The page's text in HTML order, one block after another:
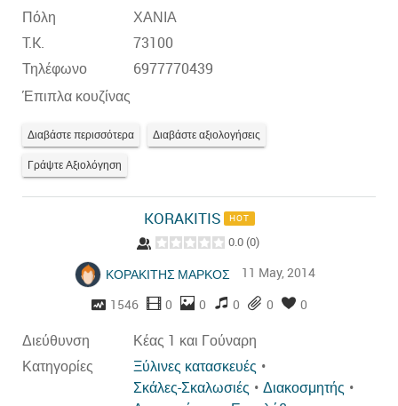
Πόλη
ΧΑΝΙΑ
T.K.
73100
Τηλέφωνο
6977770439
Έπιπλα κουζίνας
Διαβάστε περισσότερα Διαβάστε αξιολογήσεις
Γράψτε Αξιολόγηση
KORAKITIS HOT
0.0 (0)
ΚΟΡΑΚΙΤΗΣ ΜΑΡΚΟΣ
11 May, 2014
1546
0 0 0 0 0
Διεύθυνση
Κέας 1 και Γούναρη
Κατηγορίες
Ξύλινες κατασκευές
Σκάλες-Σκαλωσιές
Διακοσμητής